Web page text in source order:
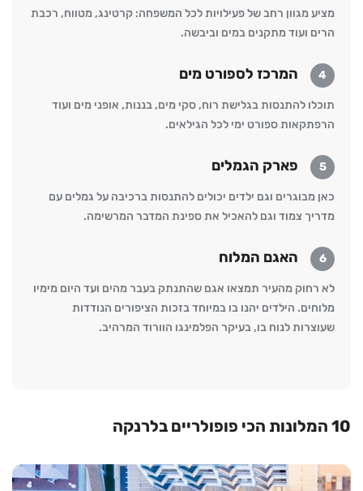
מציע מגוון רחב של פעילויות לכל המשפחה: קרטינג, מטווח, רכבת
הרים ועוד מתקנים במים וביבשה.
4 המרכז לספורט מים
תוכלו להתנסות בגלישת רוח, סקי מים, בננות, אופני מים ועוד
הרפתקאות ספורט ימי לכל הגילאים.
5 פארק הגמלים
כאן מבוגרים וגם ילדים יכולים להתנסות ברכיבה על גמלים עם
מדריך צמוד וגם להאכיל את ספינת המדבר המרשימה.
6 האגם המלוח
לא רחוק מהעיר תמצאו אגם שהתנתק בעבר מהים ועד היום מימיו
מלוחים. הילדים יהנו בו במיוחד בזכות הציפורים הנודדות
שעוצרות לנוח בו, בעיקר הפלמינגו הוורוד המרהיב.
10 המלונות הכי פופולריים בלרנקה